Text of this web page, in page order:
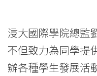
浸大國際學院總監
不但致力為同學提
辦各種學生發展活